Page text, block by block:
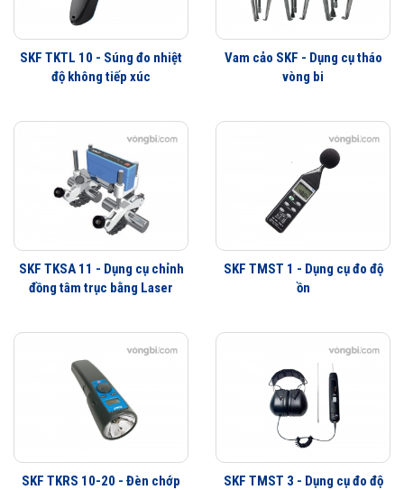
Vibration pickup:
– External:
Accepts a standard 100 mV/g constant
Temperature sensor:
Internal infrared temperature sensor
Measurements:
– Velocity:
Range: 0,7 to 65,0 mm/s (RMS) (0.04 to
3.60 in./s (equivalent Peak)), meets ISO
Frequency: 10 to 1 000 Hz, meets ISO
2954
– Enveloped
· Frequency: Similar to Band 3 (500 to 10
– Temperature:
Range: –20 to +200 °C (–5 to +390 °F)
Infrared temperature accuracy: 2 °C (4
SKF TKTL 10 - Súng đo nhiệt
độ không tiếp xúc
Vam cảo SKF - Dụng cụ tháo
vòng bi
SKF TKSA 11 - Dụng cụ chỉnh
đồng tâm trục bằng Laser
SKF TMST 1 - Dụng cụ đo độ
ồn
SKF TKRS 10-20 - Đèn chớp
SKF TMST 3 - Dụng cụ đo độ